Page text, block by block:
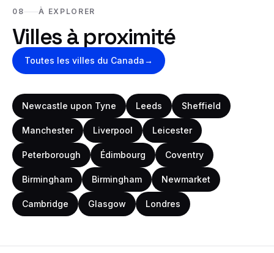
08 À EXPLORER
Villes à proximité
Toutes les villes du Canada→
Newcastle upon Tyne Leeds Sheffield
Manchester Liverpool Leicester
Peterborough Édimbourg Coventry
Birmingham Birmingham Newmarket
Cambridge Glasgow Londres